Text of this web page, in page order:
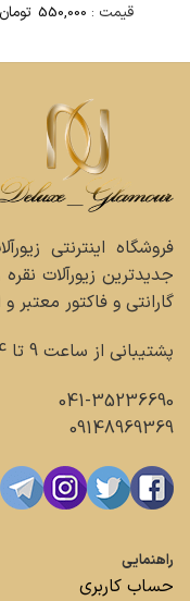
قیمت : 550,000 تومان
فروشگاه اینترنتی
جدیدترین زیورآلات
گارانتی و فاکتور معتبر
پشتیبانی از ساعت 9 تا 24 در تمام روزهای هفته :
041-35236690
09148969369
راهنمایی
حساب کاربری